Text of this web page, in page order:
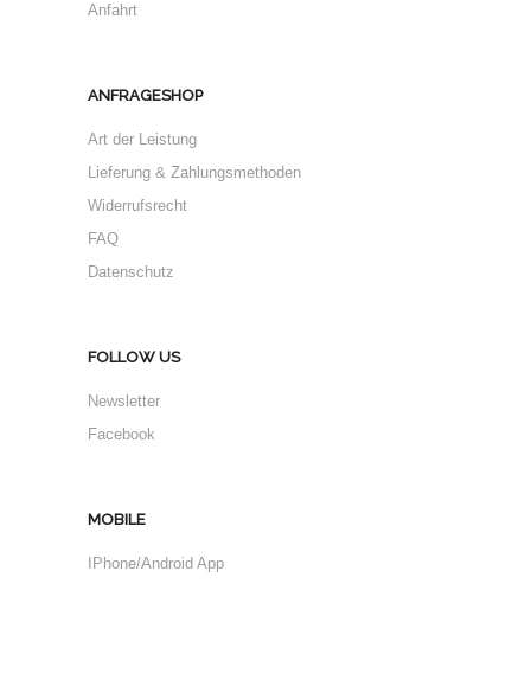
Anfahrt
ANFRAGESHOP
Art der Leistung
Lieferung & Zahlungsmethoden
Widerrufsrecht
FAQ
Datenschutz
FOLLOW US
Newsletter
Facebook
MOBILE
IPhone/Android App